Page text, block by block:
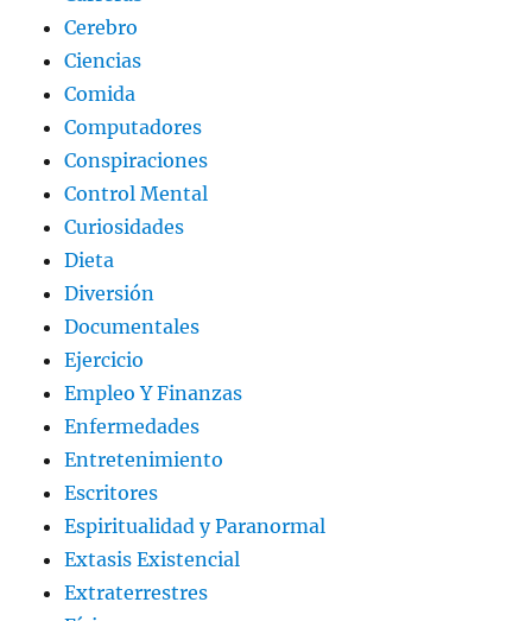
Cerebro
Ciencias
Comida
Computadores
Conspiraciones
Control Mental
Curiosidades
Dieta
Diversión
Documentales
Ejercicio
Empleo Y Finanzas
Enfermedades
Entretenimiento
Escritores
Espiritualidad y Paranormal
Extasis Existencial
Extraterrestres